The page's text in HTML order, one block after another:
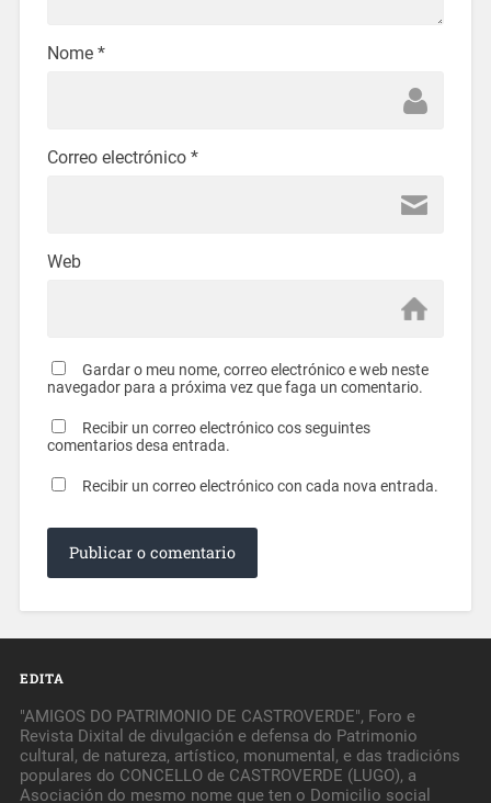
Nome *
Correo electrónico *
Web
Gardar o meu nome, correo electrónico e web neste
navegador para a próxima vez que faga un comentario.
Recibir un correo electrónico cos seguintes
comentarios desa entrada.
Recibir un correo electrónico con cada nova entrada.
EDITA
"AMIGOS DO PATRIMONIO DE CASTROVERDE", Foro e
Revista Dixital de divulgación e defensa do Patrimonio
cultural, de natureza, artístico, monumental, e das tradicións
populares do CONCELLO de CASTROVERDE (LUGO), a
Asociación do mesmo nome que ten o Domicilio social